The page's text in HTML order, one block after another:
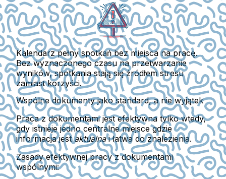
Kalendarz pełny spotkań bez miejsca na pracę.
Bez wyznaczonego czasu na przetwarzanie
wyników, spotkania stają się źródłem stresu
zamiast korzyści.
Wspólne dokumenty jako standard, a nie wyjątek
Praca z dokumentami jest efektywna tylko wtedy,
gdy istniejejedno centralne miejscegdzie
informacja jestaktualnaiłatwa do znalezienia.
Zasady efektywnej pracy z dokumentami
wspólnymi: